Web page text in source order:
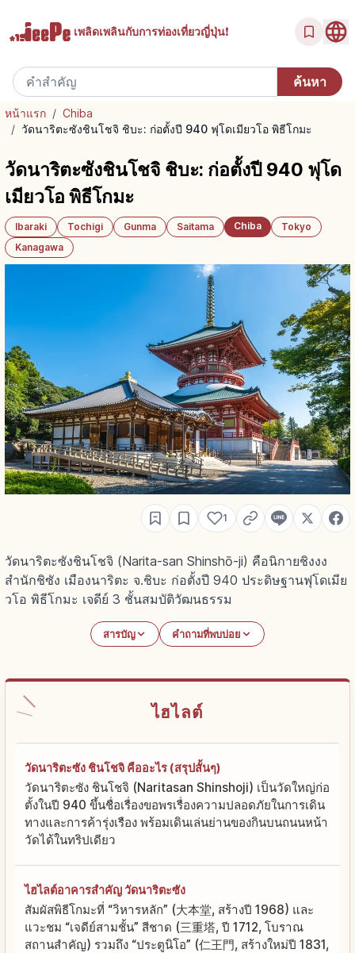
เพลิดเพลินกับการท่องเที่ยวญี่ปุ่น!
หน้าแรก / Chiba
/ วัดนาริตะซังชินโชจิ ชิบะ: ก่อตั้งปี 940 ฟุโดเมียวโอ พิธีโกมะ
วัดนาริตะซังชินโชจิ ชิบะ: ก่อตั้งปี 940 ฟุโด
เมียวโอ พิธีโกมะ
Ibaraki Tochigi Gunma Saitama Chiba
Tokyo
Kanagawa
1
วัดนาริตะซังชินโชจิ (Narita-san Shinshō-ji) คือนิกายชิงงง
สำนักชิซัง เมืองนาริตะ จ.ชิบะ ก่อตั้งปี 940 ประดิษฐานฟุโดเมีย
วโอ พิธีโกมะ เจดีย์ 3 ชั้นสมบัติวัฒนธรรม
สารบัญ คำถามที่พบบ่อย
ไฮไลต์
วัดนาริตะซัง ชินโชจิ คืออะไร (สรุปสั้นๆ)
วัดนาริตะซัง ชินโชจิ (Naritasan Shinshoji) เป็นวัดใหญ่ก่อ
ตั้งในปี 940 ขึ้นชื่อเรื่องขอพรเรื่องความปลอดภัยในการเดิน
ทางและการค้ารุ่งเรือง พร้อมเดินเล่นย่านของกินบนถนนหน้า
วัดได้ในทริปเดียว
ไฮไลต์อาคารสำคัญ วัดนาริตะซัง
สัมผัสพิธีโกมะที่ “วิหารหลัก” (大本堂, สร้างปี 1968) และ
แวะชม “เจดีย์สามชั้น” สีชาด (三重塔, ปี 1712, โบราณ
สถานสำคัญ) รวมถึง “ประตูนิโอ” (仁王門, สร้างใหม่ปี 1831,